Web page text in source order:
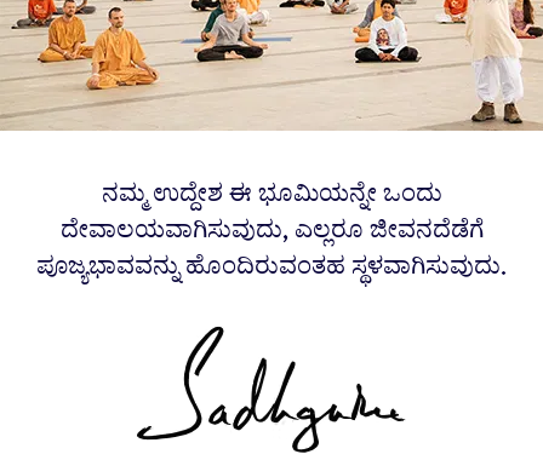
ನಮ್ಮ ಉದ್ದೇಶ ಈ ಭೂಮಿಯನ್ನೇ ಒಂದು
ದೇವಾಲಯವಾಗಿಸುವುದು, ಎಲ್ಲರೂ ಜೀವನದೆಡೆಗೆ
ಪೂಜ್ಯಭಾವವನ್ನು ಹೊಂದಿರುವಂತಹ ಸ್ಥಳವಾಗಿಸುವುದು.